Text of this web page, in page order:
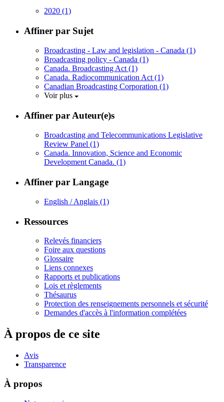
2020 (1)
Affiner par Sujet
Broadcasting - Law and legislation - Canada (1)
Broadcasting policy - Canada (1)
Canada. Broadcasting Act (1)
Canada. Radiocommunication Act (1)
Canadian Broadcasting Corporation (1)
Voir plus
Affiner par Auteur(e)s
Broadcasting and Telecommunications Legislative
Review Panel (1)
Canada. Innovation, Science and Economic
Development Canada. (1)
Affiner par Langage
English / Anglais (1)
Ressources
Relevés financiers
Foire aux questions
Glossaire
Liens connexes
Rapports et publications
Lois et règlements
Thésaurus
Protection des renseignements personnels et sécurité
Demandes d'accès à l'information complétées
À propos de ce site
Avis
Transparence
À propos